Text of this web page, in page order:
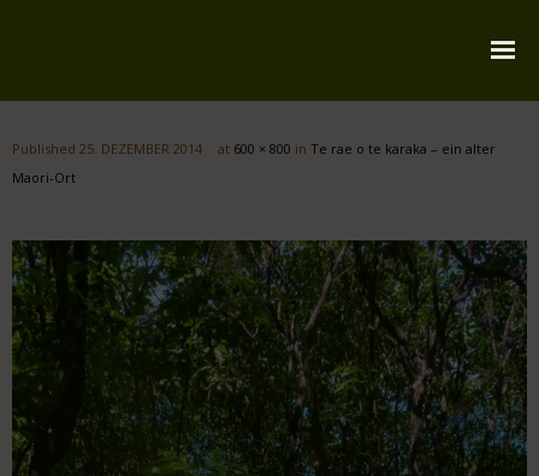
Über mich
Widmung
Kontakt
Impressum
Datenschutz
Published 25. DEZEMBER 2014 at 600 × 800 in Te rae o te karaka – ein alter
Maori-Ort